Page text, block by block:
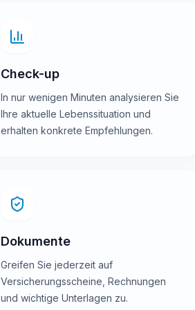
Check-up
In nur wenigen Minuten analysieren Sie
Ihre aktuelle Lebenssituation und
erhalten konkrete Empfehlungen.
Dokumente
Greifen Sie jederzeit auf
Versicherungsscheine, Rechnungen
und wichtige Unterlagen zu.